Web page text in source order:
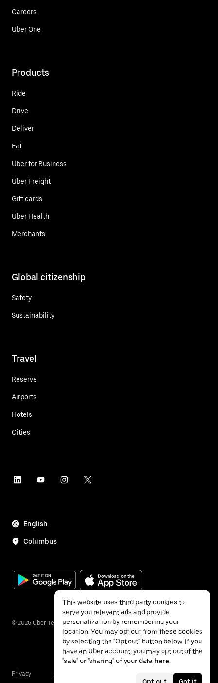
Careers
Uber One
Products
Ride
Drive
Deliver
Eat
Uber for Business
Uber Freight
Gift cards
Uber Health
Merchants
Global citizenship
Safety
Sustainability
Travel
Reserve
Airports
Hotels
Cities
English
Columbus
© 2026 Uber Technologies Inc.
Privacy Accessibility
This website uses third party cookies to
serve you relevant ads and provide
personalization by remembering your
location. You may opt out from these cookies
by selecting the "Opt out" button below. If you
have an Uber account, you may opt out of the
"sale" or "sharing" of your data here.